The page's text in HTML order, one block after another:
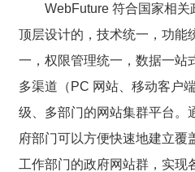
WebFuture 符合国家相
顶层设计的，技术统一，功能
一，权限管理统一，数据一站
多渠道（PC 网站、移动客户
级、多部门的网站集群平台。
府部门可以方便快速地建立覆
工作部门的政府网站群，实现